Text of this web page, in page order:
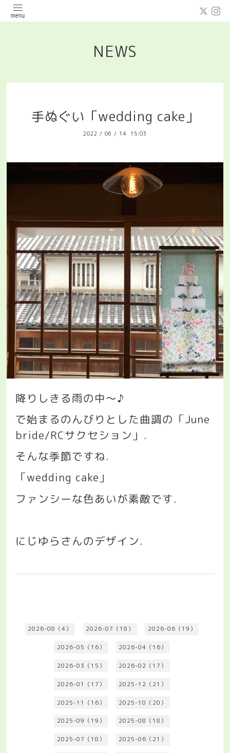
NEWS
手ぬぐい「wedding cake」
2022 / 06 / 14 15:03
降りしきる雨の中〜♪
で始まるのんびりとした曲調の「June
bride/RCサクセション」 .
そんな季節ですね.
「wedding cake 」
ファンシーな色あいが素敵です.
にじゆらさんのデザイン.
2026-08（4） 2026-07（18） 2026-06（19）
2026-05（16） 2026-04（16）
2026-03（15） 2026-02（17）
2026-01（17） 2025-12（21）
2025-11（16） 2025-10（20）
2025-09（19） 2025-08（18）
2025-07（18） 2025-06（21）